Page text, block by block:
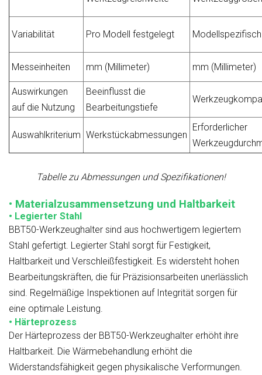
Variabilität Pro Modell festgelegt Modellspezifisch
Messeinheiten mm (Millimeter) mm (Millimeter)
Auswirkungen
auf die Nutzung
Beeinflusst die
Bearbeitungstiefe
Auswahlkriterium Werkstückabmessungen
Erforderlicher
Tabelle zu Abmessungen und Spezifikationen!
• Materialzusammensetzung und Haltbarkeit
• Legierter Stahl
BBT50-Werkzeughalter sind aus hochwertigem legiertem
Stahl gefertigt. Legierter Stahl sorgt für Festigkeit,
Haltbarkeit und Verschleißfestigkeit. Es widersteht hohen
Bearbeitungskräften, die für Präzisionsarbeiten unerlässlich
sind. Regelmäßige Inspektionen auf Integrität sorgen für
eine optimale Leistung.
• Härteprozess
Der Härteprozess der BBT50-Werkzeughalter erhöht ihre
Haltbarkeit. Die Wärmebehandlung erhöht die
Widerstandsfähigkeit gegen physikalische Verformungen.